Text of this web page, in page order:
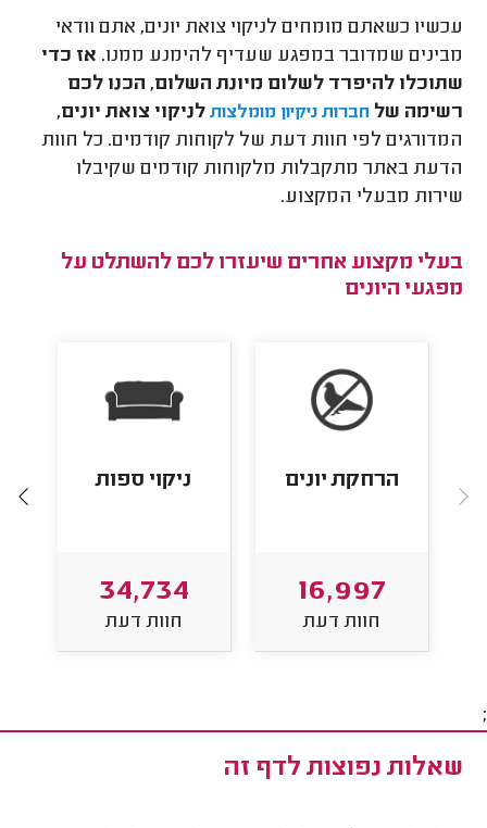
עכשיו כשאתם מומחים לניקוי צואת יונים, אתם וודאי
מבינים שמדובר במפגע שעדיף להימנע ממנו. אז כדי
שתוכלו להיפרד לשלום מיונת השלום, הכנו לכם
רשימה של חברות ניקיון מומלצות לניקוי צואת יונים,
המדורגים לפי חוות דעת של לקוחות קודמים. כל חוות
הדעת באתר מתקבלות מלקוחות קודמים שקיבלו
שירות מבעלי המקצוע.
בעלי מקצוע אחרים שיעזרו לכם להשתלט על
מפגעי היונים
הרחקת יונים
16,997
חוות דעת
ניקוי ספות
34,734
חוות דעת
;
שאלות נפוצות לדף זה